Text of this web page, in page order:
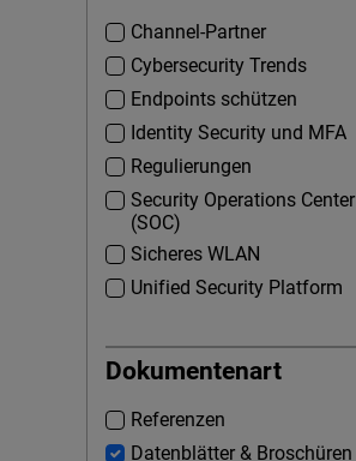
Channel-Partner
Cybersecurity Trends
Endpoints schützen
Identity Security und MFA
Regulierungen
Security Operations Center
(SOC)
Sicheres WLAN
Unified Security Platform
Dokumentenart
Referenzen
Datenblätter & Broschüren